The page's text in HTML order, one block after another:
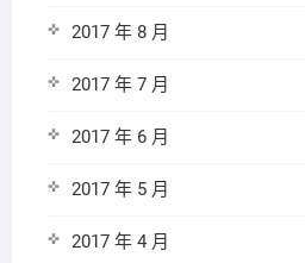
2017 年 8 月
2017 年 7 月
2017 年 6 月
2017 年 5 月
2017 年 4 月